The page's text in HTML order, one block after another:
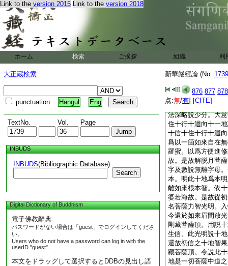
Link to the version 2015 Link to the version 2018
ホーム 検索 ご挨拶 組織 利
大正蔵検索
punctuation Hangul Eng
TextNo. Vol. Page
INBUDS
INBUDS(Bibliographic Database)
Search
Digital Dictionary of Buddhism
電子佛教辭典
パスワードがない場合は「guest」でログインしてくださ
い。
Users who do not have a password can log in with the
userID "guest".
本文をドラッグして選択するとDDBの見出し語
新華嚴經論 (No.
876 877 878
点:無/有] [CITE]
明金剛藏菩薩歎十
識。唯智所知非言
十佛子若有衆生已
其十事者。一諸佛
十種地名。二默止
授物。四解脱月知
恐器劣而三止。六
諸佛所加。不堪者
勸説。九明佛光灌
法深略説少分。大
住十行十迴向十一
十信十住十行十迴
爲以一箇如來自在
羅蜜。以爲方便進
故。是故解脱月菩
字及數説無離字母
本。明此十地爲本
離如來根本智。依
婆若海故。是故從
名菩薩力智光明。
今還於如來眉間放
剛藏菩薩頂。用説
生信。此光明説十
還放初信之十地智
藏菩薩頂。令説此
地是一切菩薩中道